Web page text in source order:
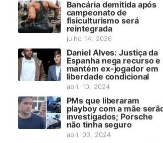
Bancária demitida após
campeonato de
fisiculturismo será
reintegrada
julho 14, 2026
Daniel Alves: Justiça da
Espanha nega recurso e
mantém ex-jogador em
liberdade condicional
abril 10, 2024
PMs que liberaram
playboy com a mãe
investigados; Porsche
não tinha seguro
abril 03, 2024